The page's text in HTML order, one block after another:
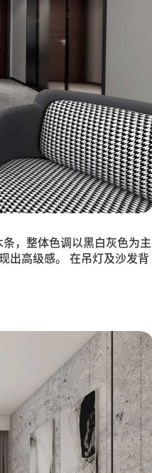
，整体色调以黑白灰色为主
出高级感。 在吊灯及沙发背